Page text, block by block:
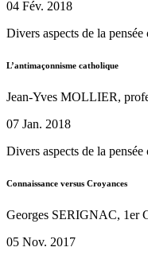
04 Fév. 2018
Divers aspects de la
L’antimaçonnisme catholique
Jean-Yves MOLLIER,
07 Jan. 2018
Divers aspects de la
Connaissance versus Croyances
Georges SERIGNAC, 1er
05 Nov. 2017